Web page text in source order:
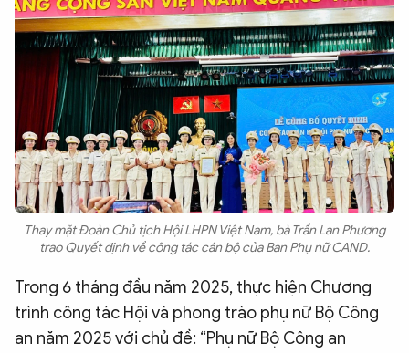
Thay mặt Đoàn Chủ tịch Hội LHPN Việt Nam, bà Trần Lan Phương
trao Quyết định về công tác cán bộ của Ban Phụ nữ CAND.
Trong 6 tháng đầu năm 2025, thực hiện Chương
trình công tác Hội và phong trào phụ nữ Bộ Công
an năm 2025 với chủ đề: “Phụ nữ Bộ Công an